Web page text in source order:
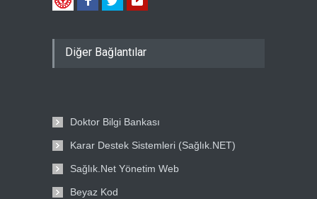
Diğer Bağlantılar
Doktor Bilgi Bankası
Karar Destek Sistemleri (Sağlık.NET)
Sağlık.Net Yönetim Web
Beyaz Kod